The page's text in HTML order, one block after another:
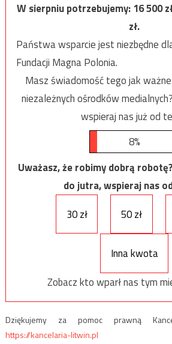
W sierpniu potrzebujemy:16 500
zł.
Państwa wsparcie jest niezbędne
Fundacji Magna Polonia.
Masz świadomość tego jak
niezależnych ośrodków
wspieraj nas już od
8%
Uważasz, że robimy dobrą
do jutra, wspieraj nas
30 zł
50 zł
Inna kwota
Zobacz kto wparł nas tym
Dziękujemy za pomoc prawną
https://kancelaria-litwin.pl